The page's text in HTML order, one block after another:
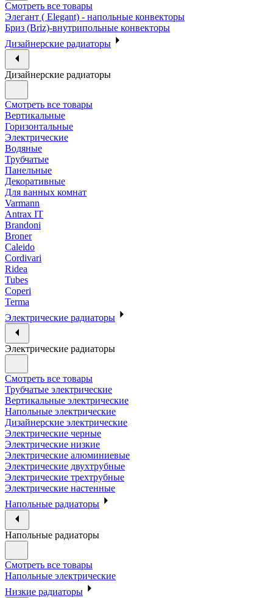
Смотреть все товары
Элегант ( Elegant) - напольные конвекторы
Бриз (Briz)-внутрипольные конвекторы
Дизайнерские радиаторы
Дизайнерские радиаторы
Смотреть все товары
Вертикальные
Горизонтальные
Электрические
Водяные
Трубчатые
Панельные
Декоративные
Для ванных комнат
Varmann
Antrax IT
Brandoni
Broner
Caleido
Cordivari
Ridea
Tubes
Coperi
Terma
Электрические радиаторы
Электрические радиаторы
Смотреть все товары
Трубчатые электрические
Вертикальные электрические
Напольные электрические
Дизайнерские электрические
Электрические черные
Электрические низкие
Электрические алюминиевые
Электрические двухтрубные
Электрические трехтрубные
Электрические настенные
Напольные радиаторы
Напольные радиаторы
Смотреть все товары
Напольные электрические
Низкие радиаторы